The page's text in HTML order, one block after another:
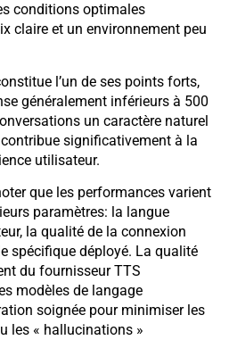
conditions optimales
claire et un environnement peu
l’un de ses points forts,
généralement inférieurs à 500
un caractère naturel
significativement à la
utilisateur.
que les performances varient
paramètres: la langue
la qualité de la connexion
spécifique déployé. La qualité
du fournisseur TTS
modèles de langage
soignée pour minimiser les
les « hallucinations »